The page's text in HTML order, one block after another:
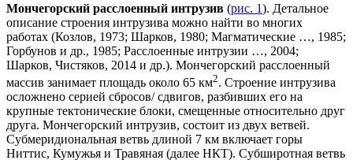
Мончегорский расслоенный интрузив (рис. 1). Детальное
описание строения интрузива можно найти во многих
работах (Козлов, 1973; Шарков, 1980; Магматические …, 1985;
Горбунов и др., 1985; Расслоенные интрузии …, 2004;
Шарков, Чистяков, 2014 и др.). Мончегорский расслоенный
массив занимает площадь около 65 км2. Строение интрузива
осложнено серией сбросов/ сдвигов, разбивших его на
крупные тектонические блоки, смещенные относительно друг
друга. Мончегорский интрузив, состоит из двух ветвей.
Субмеридиональная ветвь длиной 7 км включает горы
Ниттис, Кумужья и Травяная (далее НКТ). Субширотная ветвь